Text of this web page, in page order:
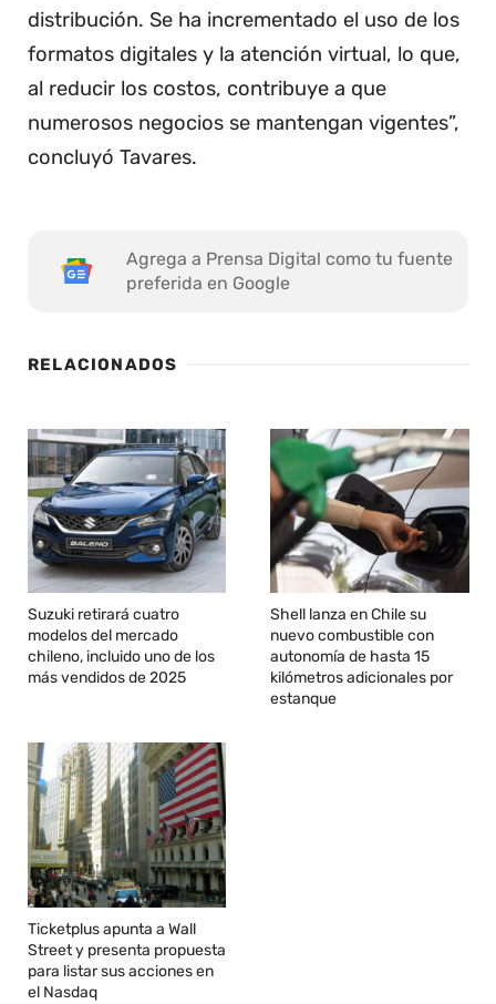
distribución. Se ha incrementado el uso de los
formatos digitales y la atención virtual, lo que,
al reducir los costos, contribuye a que
numerosos negocios se mantengan vigentes”,
concluyó Tavares.
Agrega a Prensa Digital como tu fuente
preferida en Google
RELACIONADOS
Suzuki retirará cuatro
modelos del mercado
chileno, incluido uno de los
más vendidos de 2025
Shell lanza en Chile su
nuevo combustible con
autonomía de hasta 15
kilómetros adicionales por
estanque
Ticketplus apunta a Wall
Street y presenta propuesta
para listar sus acciones en
el Nasdaq